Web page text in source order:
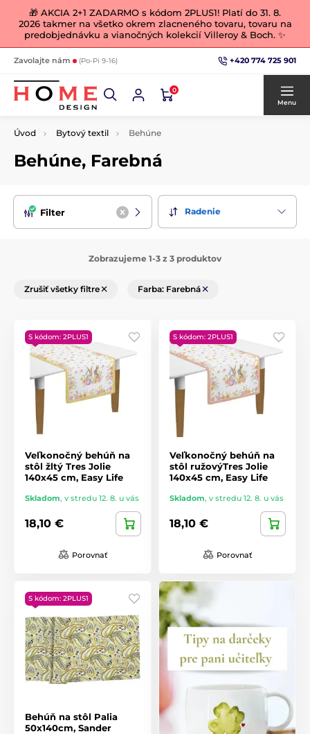
🎁 AKCIA 2+1 ZADARMO s kódom 2PLUS1! Platí do 31. 8.
2026 takmer na všetko okrem zlacneného tovaru, tovaru na
predobjednávku a vianočných kolekcií Villeroy & Boch. ✨
Zavolajte nám (Po-Pi 9-16) +420 774 725 901
0
Menu
Úvod Bytový textil Behúne
Behúne, Farebná
Filter Radenie
Zobrazujeme 1-3 z 3 produktov
Zrušiť všetky filtre Farba: Farebná
S kódom: 2PLUS1
Veľkonočný behúň na
stôl žltý Tres Jolie
140x45 cm, Easy Life
Skladom, v stredu 12. 8. u vás
18,10 €
Porovnať
S kódom: 2PLUS1
Veľkonočný behúň na
stôl ružovýTres Jolie
140x45 cm, Easy Life
Skladom, v stredu 12. 8. u vás
18,10 €
Porovnať
S kódom: 2PLUS1
Behúň na stôl Palia
50x140cm, Sander